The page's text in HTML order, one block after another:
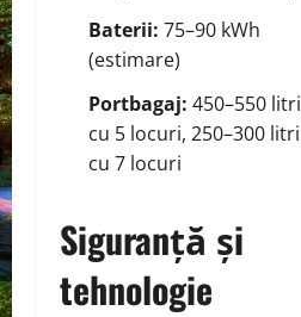
Baterii: 75–90 kWh
(estimare)
Portbagaj: 450–550 litri
cu 5 locuri, 250–300 litri
cu 7 locuri
Siguranță și
tehnologie